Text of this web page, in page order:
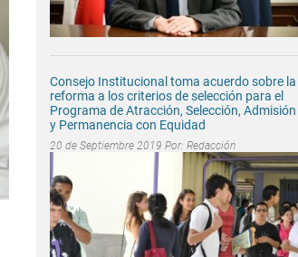
Consejo Institucional toma acuerdo sobre la
reforma a los criterios de selección para el
Programa de Atracción, Selección, Admisión
y Permanencia con Equidad
20 de Septiembre 2019 Por: Redacción